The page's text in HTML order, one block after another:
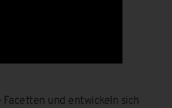
und entwickeln sich